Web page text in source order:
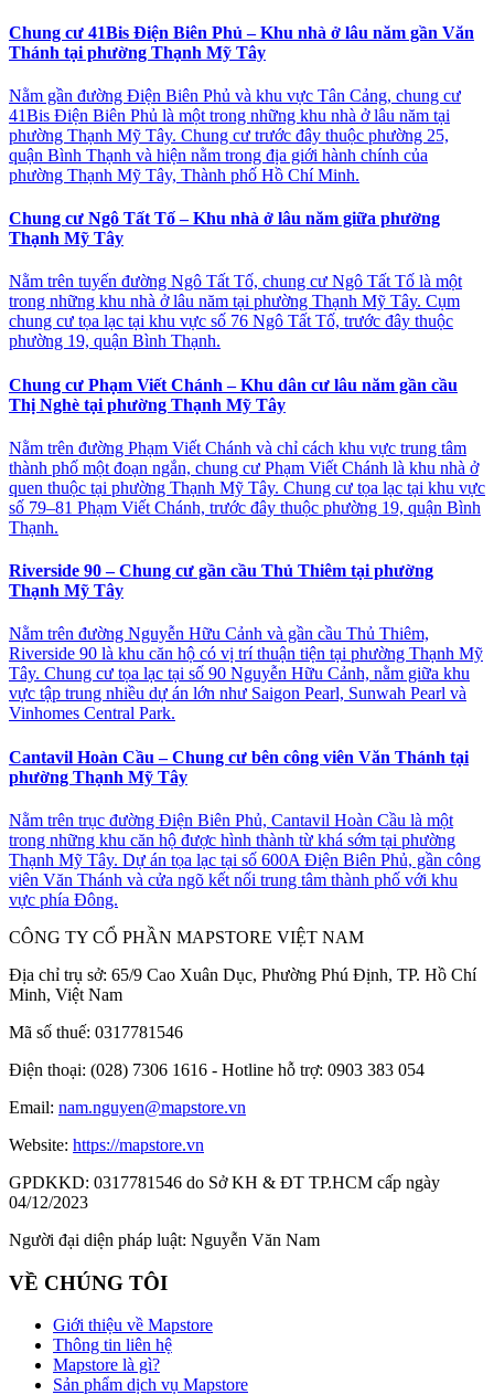
Chung cư 41Bis Điện Biên Phủ – Khu nhà ở lâu năm gần Văn
Thánh tại phường Thạnh Mỹ Tây
Nằm gần đường Điện Biên Phủ và khu vực Tân Cảng, chung cư
41Bis Điện Biên Phủ là một trong những khu nhà ở lâu năm tại
phường Thạnh Mỹ Tây. Chung cư trước đây thuộc phường 25,
quận Bình Thạnh và hiện nằm trong địa giới hành chính của
phường Thạnh Mỹ Tây, Thành phố Hồ Chí Minh.
Chung cư Ngô Tất Tố – Khu nhà ở lâu năm giữa phường
Thạnh Mỹ Tây
Nằm trên tuyến đường Ngô Tất Tố, chung cư Ngô Tất Tố là một
trong những khu nhà ở lâu năm tại phường Thạnh Mỹ Tây. Cụm
chung cư tọa lạc tại khu vực số 76 Ngô Tất Tố, trước đây thuộc
phường 19, quận Bình Thạnh.
Chung cư Phạm Viết Chánh – Khu dân cư lâu năm gần cầu
Thị Nghè tại phường Thạnh Mỹ Tây
Nằm trên đường Phạm Viết Chánh và chỉ cách khu vực trung tâm
thành phố một đoạn ngắn, chung cư Phạm Viết Chánh là khu nhà ở
quen thuộc tại phường Thạnh Mỹ Tây. Chung cư tọa lạc tại khu vực
số 79–81 Phạm Viết Chánh, trước đây thuộc phường 19, quận Bình
Thạnh.
Riverside 90 – Chung cư gần cầu Thủ Thiêm tại phường
Thạnh Mỹ Tây
Nằm trên đường Nguyễn Hữu Cảnh và gần cầu Thủ Thiêm,
Riverside 90 là khu căn hộ có vị trí thuận tiện tại phường Thạnh Mỹ
Tây. Chung cư tọa lạc tại số 90 Nguyễn Hữu Cảnh, nằm giữa khu
vực tập trung nhiều dự án lớn như Saigon Pearl, Sunwah Pearl và
Vinhomes Central Park.
Cantavil Hoàn Cầu – Chung cư bên công viên Văn Thánh tại
phường Thạnh Mỹ Tây
Nằm trên trục đường Điện Biên Phủ, Cantavil Hoàn Cầu là một
trong những khu căn hộ được hình thành từ khá sớm tại phường
Thạnh Mỹ Tây. Dự án tọa lạc tại số 600A Điện Biên Phủ, gần công
viên Văn Thánh và cửa ngõ kết nối trung tâm thành phố với khu
vực phía Đông.
CÔNG TY CỔ PHẦN MAPSTORE VIỆT NAM
Địa chỉ trụ sở: 65/9 Cao Xuân Dục, Phường Phú Định, TP. Hồ Chí
Minh, Việt Nam
Mã số thuế: 0317781546
Điện thoại: (028) 7306 1616 - Hotline hỗ trợ: 0903 383 054
Email: nam.nguyen@mapstore.vn
Website: https://mapstore.vn
GPDKKD: 0317781546 do Sở KH & ĐT TP.HCM cấp ngày
04/12/2023
Người đại diện pháp luật: Nguyễn Văn Nam
VỀ CHÚNG TÔI
Giới thiệu về Mapstore
Thông tin liên hệ
Mapstore là gì?
Sản phẩm dịch vụ Mapstore